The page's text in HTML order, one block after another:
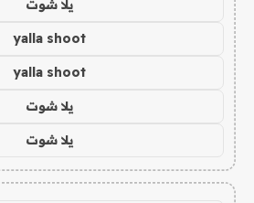
يلا شوت
yalla shoot
yalla shoot
يلا شوت
يلا شوت